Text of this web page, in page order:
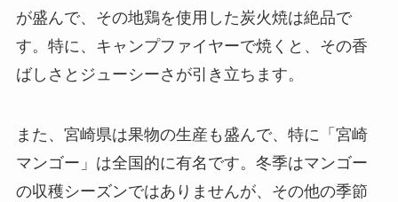
が盛んで、その地鶏を使用した炭火焼は絶品で
す。特に、キャンプファイヤーで焼くと、その香
ばしさとジューシーさが引き立ちます。
また、宮崎県は果物の生産も盛んで、特に「宮崎
マンゴー」は全国的に有名です。冬季はマンゴー
の収穫シーズンではありませんが、その他の季節